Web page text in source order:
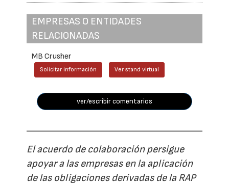
EMPRESAS O ENTIDADES
RELACIONADAS
MB Crusher
Solicitar información Ver stand virtual
ver/escribir comentarios
El acuerdo de colaboración persigue
apoyar a las empresas en la aplicación
de las obligaciones derivadas de la RAP